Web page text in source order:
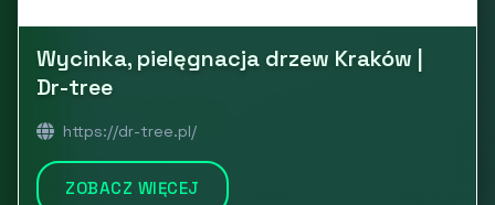
Wycinka, pielęgnacja drzew Kraków |
Dr-tree
https://dr-tree.pl/
ZOBACZ WIĘCEJ